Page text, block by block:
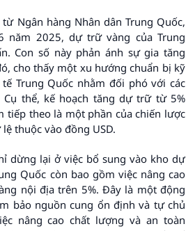
Ngân hàng Nhân dân Trung Quốc,
năm 2025, dự trữ vàng của Trung
Con số này phản ánh sự gia tăng
cho thấy một xu hướng chuẩn bị kỹ
Trung Quốc nhằm đối phó với các
Cụ thể, kế hoạch tăng dự trữ từ 5%
tiếp theo là một phần của chiến lược
thuộc vào đồng USD.
dừng lại ở việc bổ sung vào kho dự
Quốc còn bao gồm việc nâng cao
nội địa trên 5%. Đây là một động
bảo nguồn cung ổn định và tự chủ
nâng cao chất lượng và an toàn